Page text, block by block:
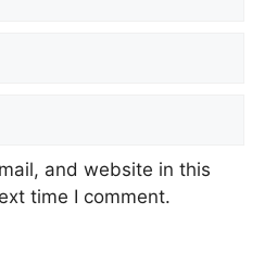
and website in this
time I comment.